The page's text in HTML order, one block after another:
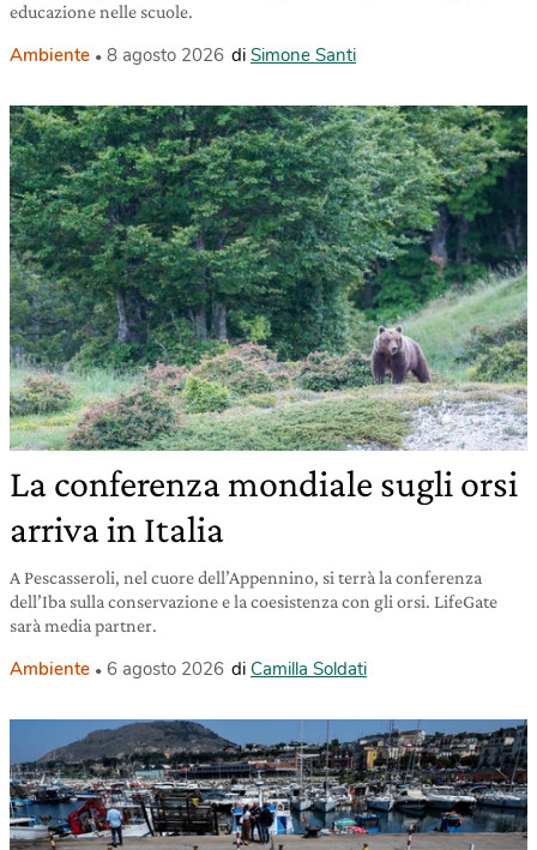
educazione nelle scuole.
Ambiente 8 agosto 2026 di Simone Santi
La conferenza mondiale sugli orsi
arriva in Italia
A Pescasseroli, nel cuore dell’Appennino, si terrà la conferenza
dell’Iba sulla conservazione e la coesistenza con gli orsi. LifeGate
sarà media partner.
Ambiente 6 agosto 2026 di Camilla Soldati